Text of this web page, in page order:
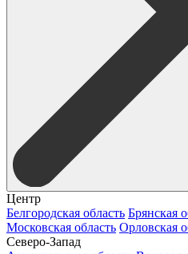
Центр
Белгородская область Брянская
Московская область Орловская
Северо-Запад